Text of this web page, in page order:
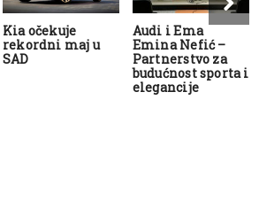
Kia očekuje
rekordni maj u
SAD
Audi i Ema
Emina Nefić –
Partnerstvo za
budućnost sporta i
elegancije